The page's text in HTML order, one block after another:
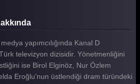
Bölüm
20. Bölüm
19. Bölüm
Bölüm
17. Bölüm
yapımcılığında Kanal D
televizyon dizisidir. Yönetmenliğini
ise Birol Elginöz, Nur Özlem
Eroğlu’nun üstlendiği dram türündeki